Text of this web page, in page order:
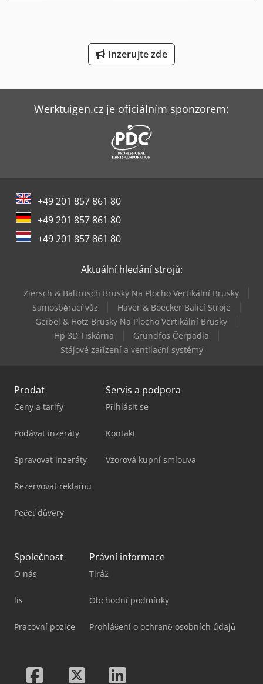
Sennebogen 818 E
Sennebogen 821 E
Siemens Klimatizace
Tec Freetec
Theisen & Bonitz Systémy Pro Tvorbu Brožur
Werner & Pfleiderer Stroje Na Zavěšení
Wurster & Dietz Stroje Na Výrobu Palet
Inzerujte zde
Werktuigen.cz je oficiálním sponzorem:
+49 201 857 861 80
+49 201 857 861 80
+49 201 857 861 80
Aktuální hledání strojů:
Ziersch & Baltrusch Brusky Na Plocho Vertikální Brusky
Samosběrací vůz
Haver & Boecker Balicí Stroje
Geibel & Hotz Brusky Na Plocho Vertikální Brusky
Hp 3D Tiskárna
Grundfos Čerpadla
Stájové zařízení a ventilační systémy
Prodat
Ceny a tarify
Podávat inzeráty
Spravovat inzeráty
Rezervovat reklamu
Pečeť důvěry
Servis a podpora
Přihlásit se
Kontakt
Vzorová kupní smlouva
Společnost
O nás
lis
Pracovní pozice
Právní informace
Tiráž
Obchodní podmínky
Prohlášení o ochraně osobních údajů